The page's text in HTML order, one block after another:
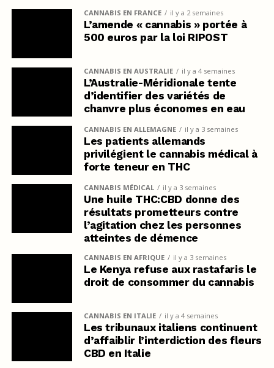
CANNABIS EN FRANCE il y a 2 semaines
L’amende « cannabis » portée à
500 euros par la loi RIPOST
CANNABIS EN AUSTRALIE il y a 4 semaines
L’Australie-Méridionale tente
d’identifier des variétés de
chanvre plus économes en eau
CANNABIS EN ALLEMAGNE il y a 3 semaines
Les patients allemands
privilégient le cannabis médical à
forte teneur en THC
CANNABIS MÉDICAL il y a 3 semaines
Une huile THC:CBD donne des
résultats prometteurs contre
l’agitation chez les personnes
atteintes de démence
CANNABIS EN AFRIQUE il y a 3 semaines
Le Kenya refuse aux rastafaris le
droit de consommer du cannabis
CANNABIS EN ITALIE il y a 4 semaines
Les tribunaux italiens continuent
d’affaiblir l’interdiction des fleurs
CBD en Italie